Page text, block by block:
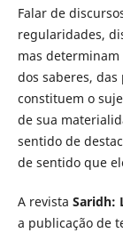
Falar de
regularidades,
mas
dos saberes,
constituem o
de sua
sentido de
de sentido que
A revista Saridh:
a publicação de